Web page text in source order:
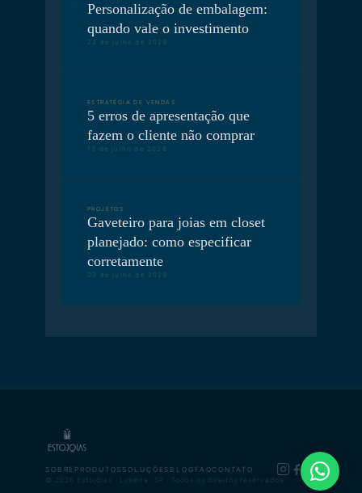
Personalização de embalagem:
quando vale o investimento
23 de julho de 2026
ESTRATÉGIA DE VENDAS
5 erros de apresentação que
fazem o cliente não comprar
13 de julho de 2026
PROJETOS
Gaveteiro para joias em closet
planejado: como especificar
corretamente
03 de julho de 2026
SOBRE PRODUTOS SOLUÇÕES BLOG FAQCONTATO
© 2026 Estojoias · Limeira, SP · Todos os direitos reservados